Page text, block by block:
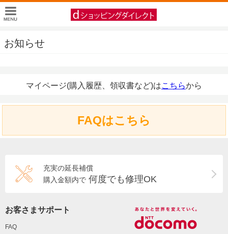
お知らせ
マイページ(購入履歴、領収書など)はこちらから
FAQはこちら
充実の延長補償
購入金額内で 何度でも修理OK
お客さまサポート
FAQ